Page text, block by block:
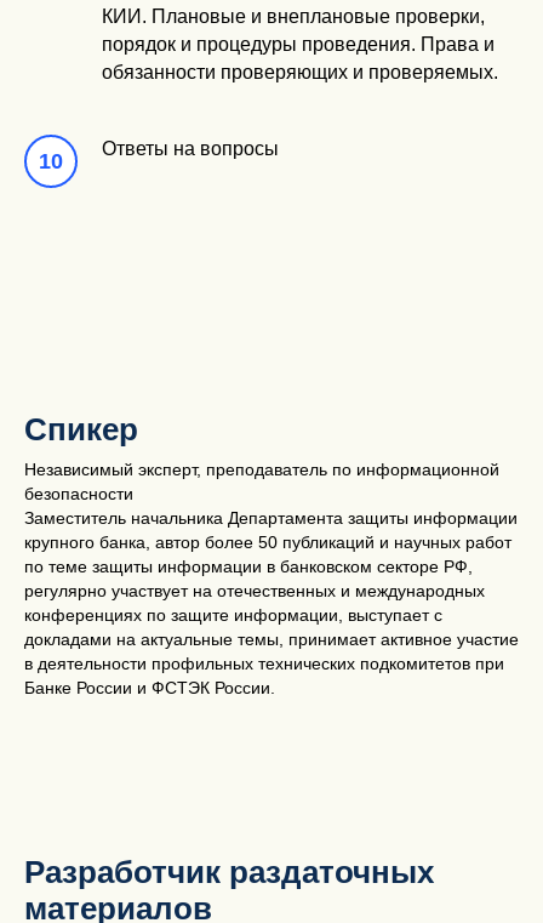
КИИ. Плановые и внеплановые проверки,
порядок и процедуры проведения. Права и
обязанности проверяющих и проверяемых.
Ответы на вопросы
Спикер
Независимый эксперт, преподаватель по информационной
безопасности
Заместитель начальника Департамента защиты информации
крупного банка, автор более 50 публикаций и научных работ
по теме защиты информации в банковском секторе РФ,
регулярно участвует на отечественных и международных
конференциях по защите информации, выступает с
докладами на актуальные темы, принимает активное участие
в деятельности профильных технических подкомитетов при
Банке России и ФСТЭК России.
Разработчик раздаточных
материалов